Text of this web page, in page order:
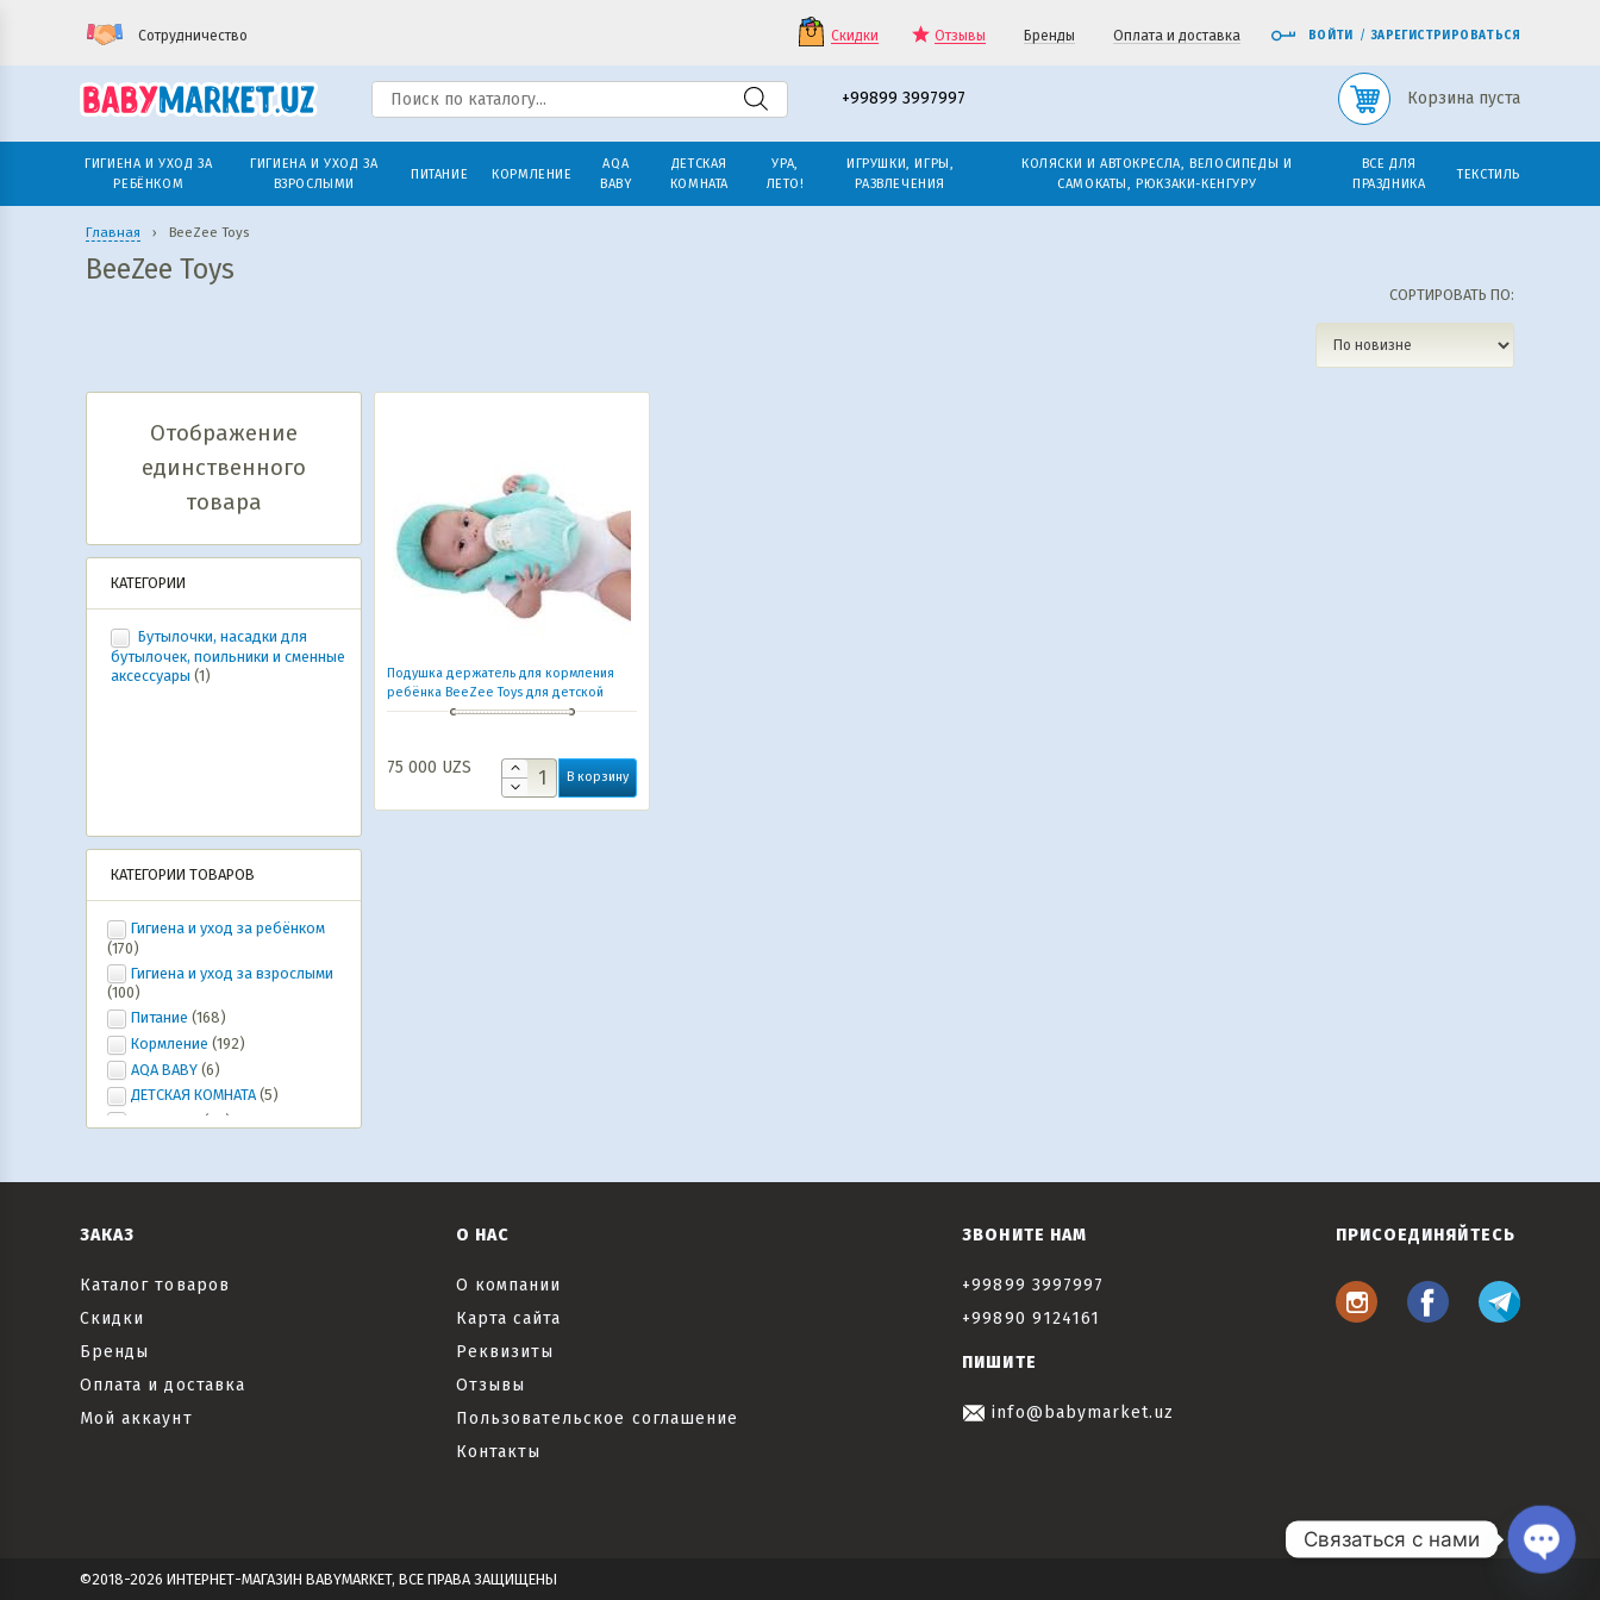
Сотрудничество Скидки Отзывы Бренды Оплата и доставка ВОЙТИ / ЗАРЕГИСТРИРОВАТЬСЯ
+99899 3997997 Корзина пуста
ГИГИЕНА И УХОД ЗА
РЕБЁНКОМ
ГИГИЕНА И УХОД ЗА
ВЗРОСЛЫМИ
ПИТАНИЕ КОРМЛЕНИЕ
AQA
BABY
ДЕТСКАЯ
КОМНАТА
УРА,
ЛЕТО!
ИГРУШКИ, ИГРЫ,
РАЗВЛЕЧЕНИЯ
КОЛЯСКИ И АВТОКРЕСЛА, ВЕЛОСИПЕДЫ И
САМОКАТЫ, РЮКЗАКИ-КЕНГУРУ
ВСЕ ДЛЯ
ПРАЗДНИКА
ТЕКСТИЛЬ
Главная › BeeZee Toys
BeeZee Toys
СОРТИРОВАТЬ ПО:
Отображение
единственного
товара
КАТЕГОРИИ
Бутылочки, насадки для
бутылочек, поильники и сменные
аксессуары (1)
КАТЕГОРИИ ТОВАРОВ
Гигиена и уход за ребёнком
(170)
Гигиена и уход за взрослыми
(100)
Питание (168)
Кормление (192)
AQA BABY (6)
ДЕТСКАЯ КОМНАТА (5)
(20)
кенгуру
Текстиль (6)
Подушка держатель для кормления
ребёнка BeeZee Toys для детской
бутылочки
75 000 UZS В корзину
ЗАКАЗ
Каталог товаров
Скидки
Бренды
Оплата и доставка
Мой аккаунт
О НАС
О компании
Карта сайта
Реквизиты
Отзывы
Пользовательское соглашение
Контакты
ЗВОНИТЕ НАМ
+99899 3997997
+99890 9124161
ПИШИТЕ
info@babymarket.uz
ПРИСОЕДИНЯЙТЕСЬ
©2018-2026 ИНТЕРНЕТ-МАГАЗИН BABYMARKET, ВСЕ ПРАВА ЗАЩИЩЕНЫ
Связаться с нами
Open